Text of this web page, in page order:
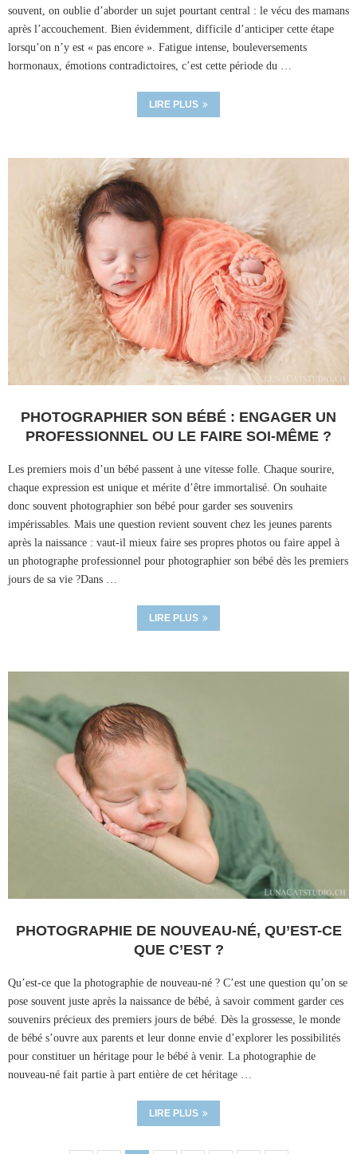
souvent, on oublie d’aborder un sujet pourtant central : le vécu des mamans
après l’accouchement. Bien évidemment, difficile d’anticiper cette étape
lorsqu’on n’y est « pas encore ». Fatigue intense, bouleversements
hormonaux, émotions contradictoires, c’est cette période du …
LIRE PLUS
PHOTOGRAPHIER SON BÉBÉ : ENGAGER UN
PROFESSIONNEL OU LE FAIRE SOI-MÊME ?
Les premiers mois d’un bébé passent à une vitesse folle. Chaque sourire,
chaque expression est unique et mérite d’être immortalisé. On souhaite
donc souvent photographier son bébé pour garder ses souvenirs
impérissables. Mais une question revient souvent chez les jeunes parents
après la naissance : vaut-il mieux faire ses propres photos ou faire appel à
un photographe professionnel pour photographier son bébé dès les premiers
jours de sa vie ?Dans …
LIRE PLUS
PHOTOGRAPHIE DE NOUVEAU-NÉ, QU’EST-CE
QUE C’EST ?
Qu’est-ce que la photographie de nouveau-né ? C’est une question qu’on se
pose souvent juste après la naissance de bébé, à savoir comment garder ces
souvenirs précieux des premiers jours de bébé. Dès la grossesse, le monde
de bébé s’ouvre aux parents et leur donne envie d’explorer les possibilités
pour constituer un héritage pour le bébé à venir. La photographie de
nouveau-né fait partie à part entière de cet héritage …
LIRE PLUS